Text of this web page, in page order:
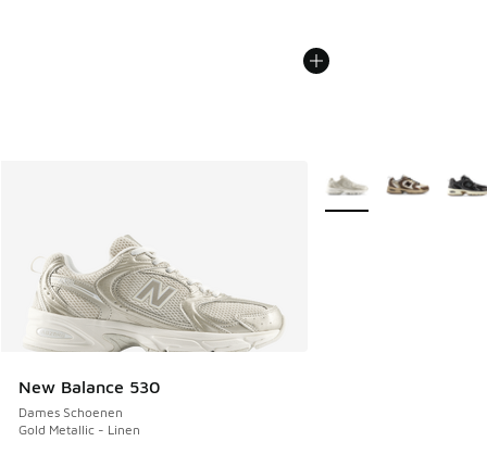
New Balance 530
Dames Schoenen
Gold Metallic - Linen
Meer kleuren